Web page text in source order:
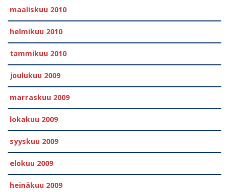
maaliskuu 2010
helmikuu 2010
tammikuu 2010
joulukuu 2009
marraskuu 2009
lokakuu 2009
syyskuu 2009
elokuu 2009
heinäkuu 2009